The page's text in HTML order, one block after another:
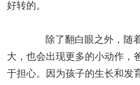
好转的。
除了翻白眼之外，随
大，也会出现更多的小动作，
于担心。因为孩子的生长和发